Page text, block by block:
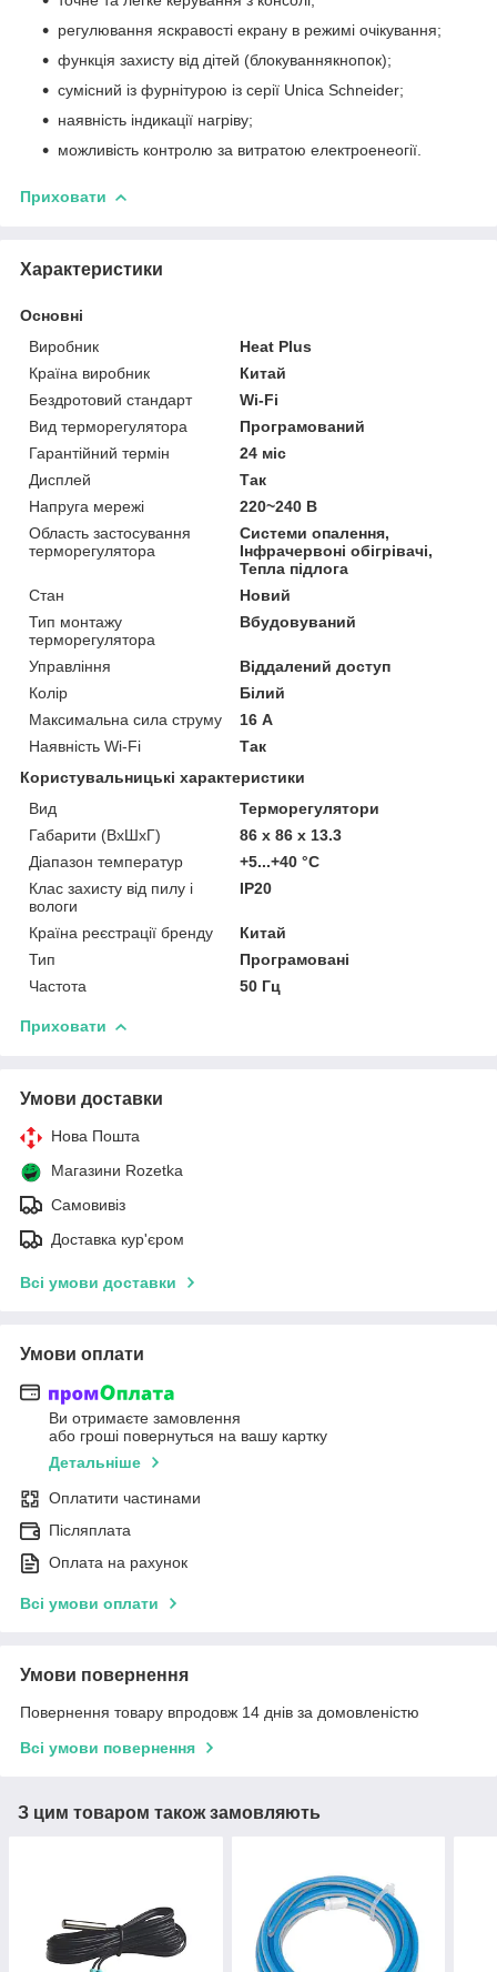
регулювання яскравості екрану в режимі очікування;
функція захисту від дітей (блокуваннякнопок);
сумісний із фурнітурою із серії Unica Schneider;
наявність індикації нагріву;
можливість контролю за витратою електроенеогії.
Приховати
Характеристики
Основні
Виробник
Heat Plus
Країна виробник
Китай
Бездротовий стандарт
Wi-Fi
Вид терморегулятора
Програмований
Гарантійний термін
24 міс
Дисплей
Так
Напруга мережі
220~240 В
Область застосування
терморегулятора
Системи опалення,
Інфрачервоні обігрівачі,
Тепла підлога
Стан
Новий
Тип монтажу
терморегулятора
Вбудовуваний
Управління
Віддалений доступ
Колір
Білий
Максимальна сила струму
16 А
Наявність Wi-Fi
Так
Користувальницькі характеристики
Вид
Терморегулятори
Габарити (ВхШхГ)
86 х 86 х 13.3
Діапазон температур
+5...+40 °С
Клас захисту від пилу і
вологи
IP20
Країна реєстрації бренду
Китай
Тип
Програмовані
Частота
50 Гц
Приховати
Умови доставки
Нова Пошта
Магазини Rozetka
Самовивіз
Доставка кур'єром
Всі умови доставки
Умови оплати
Ви отримаєте замовлення
або гроші повернуться на вашу картку
Детальніше
Оплатити частинами
Післяплата
Оплата на рахунок
Всі умови оплати
Умови повернення
Повернення товару впродовж 14 днів за домовленістю
Всі умови повернення
З цим товаром також замовляють